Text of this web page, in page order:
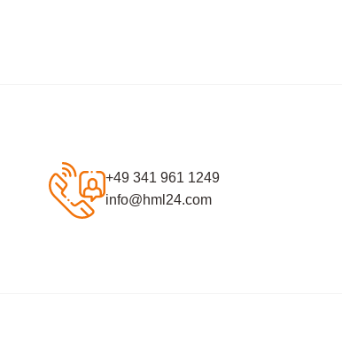
+49 341 961 1249
info@hml24.com